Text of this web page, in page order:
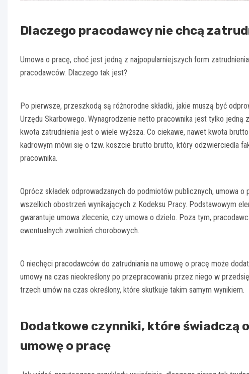
Dlaczego pracodawcy nie chcą
Umowa o pracę, choć jest jedną z najpopularniejszych form
pracodawców. Dlaczego tak jest?
Po pierwsze, przeszkodą są różnorodne składki, jakie muszą być
Urzędu Skarbowego. Wynagrodzenie netto pracownika jest tylko jedną
kwota zatrudnienia jest o wiele wyższa. Co ciekawe, nawet kwota
kadrowym mówi się o tzw. koszcie brutto brutto, który odzwierciedla
pracownika.
Oprócz składek odprowadzanych do podmiotów publicznych, umowa
wszelkich obostrzeń wynikających z Kodeksu Pracy. Podstawowym
gwarantuje umowa zlecenie, czy umowa o dzieło. Poza tym,
ewentualnych zwolnień chorobowych.
O niechęci pracodawców do zatrudniania na umowę o pracę może
umowy na czas nieokreślony po przepracowaniu przez niego w
trzech umów na czas określony, które skutkuje takim samym wynikiem.
Dodatkowe czynniki, które świadczą
umowę o pracę